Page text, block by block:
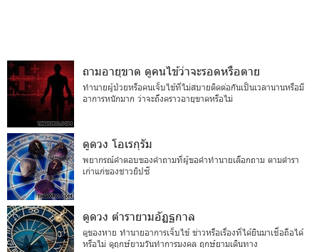
ถามอายุขาด ดูคนไข้ว่าจะรอดหรือตาย
ทำนายผู้ป่วยหรือคนเจ็บไข้ที่ไม่สบายติดต่อกันเป็นเวลานานหรือมี
อาการหนักมาก ว่าจะถึงคราวอายุขาดหรือไม่
ดูดวง โอเรกุรัม
พยากรณ์คำตอบของคำถามที่ผู้ขอคำทำนายเลือกถาม ตามตำรา
เก่าแก่ของชาวยิปซี
ดูดวง ตำรายามอัฏฐกาล
ดูของหาย ทำนายอาการเจ็บไข้ ข่าวหรือเรื่องที่ได้ยินมาเชื่อถือได้
หรือไม่ ดูฤกษ์ยามวันทำการมงคล ฤกษ์ยามเดินทาง